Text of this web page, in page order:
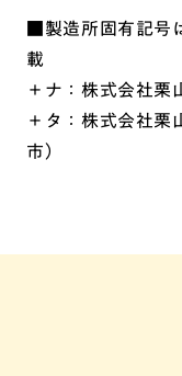
■製造所固有記号
載
＋ナ：株式会社栗
＋タ：株式会社栗
市）